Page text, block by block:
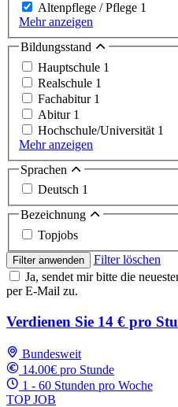
Altenpflege / Pflege 1
Mehr anzeigen
Bildungsstand
Hauptschule 1
Realschule 1
Fachabitur 1
Abitur 1
Hochschule/Universität 1
Mehr anzeigen
Sprachen
Deutsch 1
Bezeichnung
Topjobs
Filter anwenden
Filter löschen
Ja, sendet mir bitte die
per E-Mail zu.
Verdienen Sie 14 € pro
Bundesweit
14.00€ pro Stunde
1 - 60 Stunden pro Woche
TOP JOB